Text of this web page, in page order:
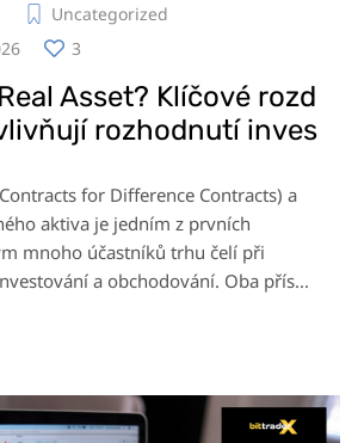
Uncategorized
3
Asset? Klíčové rozd
rozhodnutí inves
for Difference Contracts) a
aktiva je jedním z prvních
mnoho účastníků trhu čelí při
a obchodování. Oba přís...